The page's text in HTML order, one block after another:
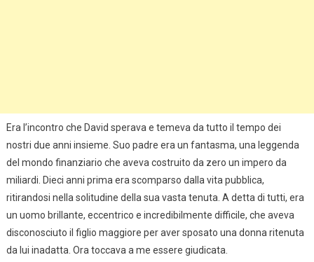
Era l’incontro che David sperava e temeva da tutto il tempo dei
nostri due anni insieme. Suo padre era un fantasma, una leggenda
del mondo finanziario che aveva costruito da zero un impero da
miliardi. Dieci anni prima era scomparso dalla vita pubblica,
ritirandosi nella solitudine della sua vasta tenuta. A detta di tutti, era
un uomo brillante, eccentrico e incredibilmente difficile, che aveva
disconosciuto il figlio maggiore per aver sposato una donna ritenuta
da lui inadatta. Ora toccava a me essere giudicata.